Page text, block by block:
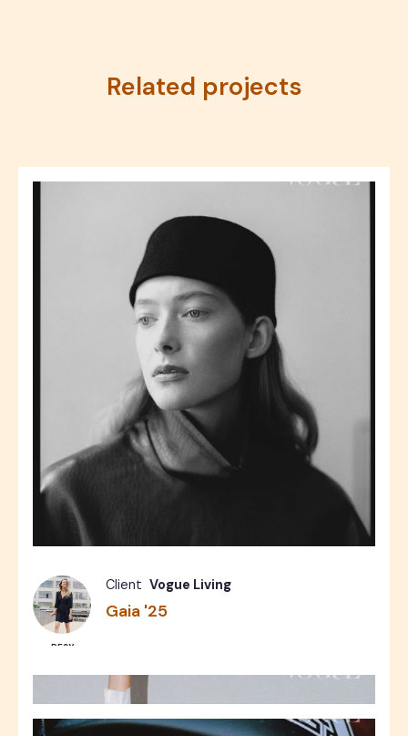
Related projects
RESY
Client Vogue Living
Gaia '25